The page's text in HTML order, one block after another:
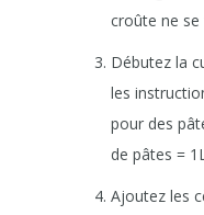
croûte ne
Débutez la
les
pour des
de pâtes =
Ajoutez les